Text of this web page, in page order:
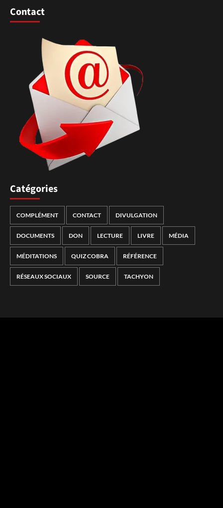
Contact
Catégories
COMPLÉMENT CONTACT DIVULGATION
DOCUMENTS DON LECTURE LIVRE MÉDIA
MÉDITATIONS QUIZ COBRA RÉFÉRENCE
RÉSEAUX SOCIAUX SOURCE TACHYON